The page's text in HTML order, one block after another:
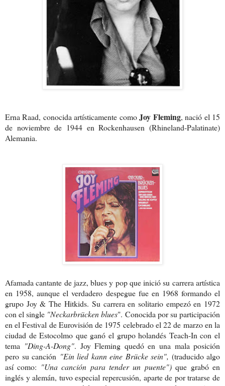
Erna Raad, conocida artísticamente comoJoy Fleming, nació el 15
de noviembre de 1944 en Rockenhausen (Rhineland-Palatinate)
Alemania.
Afamada cantante de jazz, blues y pop que inició su carrera artística
en 1958, aunque el verdadero despegue fue en 1968 formando el
grupo Joy & The Hitkids.Su carrera en solitario empezó en 1972
con el single "Neckarbrücken blues". Conocida por su participación
en el Festival de Eurovisión de 1975 celebrado el 22 de marzo en la
ciudad de Estocolmo que ganó el grupo holandés Teach-In con el
tema "Ding-A-Dong". Joy Fleming quedó en una mala posición
pero su canción "Ein lied kann eine Brücke sein", (traducido algo
así como: "Una canción para tender un puente")que grabó en
inglés y alemán, tuvo especial repercusión, aparte de por tratarse de